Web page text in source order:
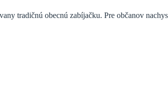
tradičnú obecnú zabíjačku. Pre občanov